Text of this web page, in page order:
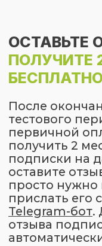
ПОРАБОТЕ
Заполните форму
Наш специалист
ближайшее время и
проконсультирует
вопросам.